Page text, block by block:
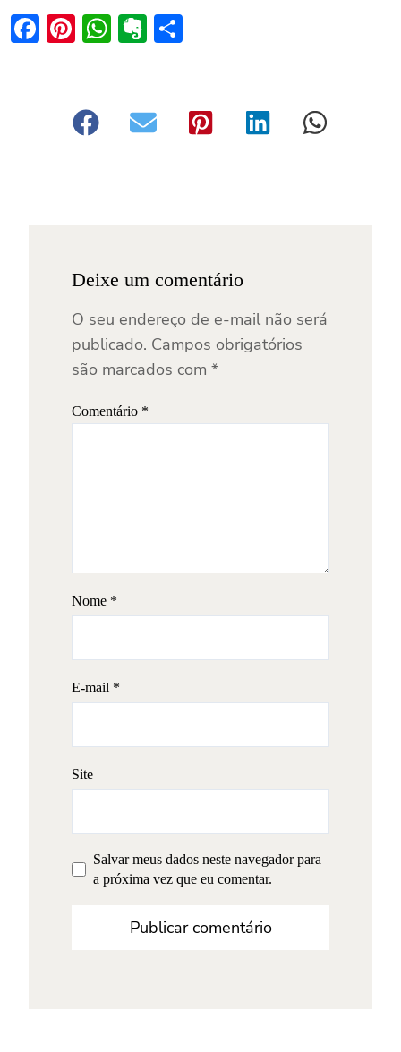
Facebook
Pinterest
WhatsApp
Evernote
Deixe um comentário
O seu endereço de e-mail não será
publicado. Campos obrigatórios
são marcados com *
Comentário *
Nome *
E-mail *
Site
Salvar meus dados neste navegador para
a próxima vez que eu comentar.